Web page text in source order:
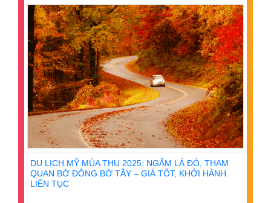
DU LỊCH MỸ MÙA THU 2025: NGẮM LÁ ĐỎ, THAM
QUAN BỜ ĐÔNG BỜ TÂY – GIÁ TỐT, KHỞI HÀNH
LIÊN TỤC